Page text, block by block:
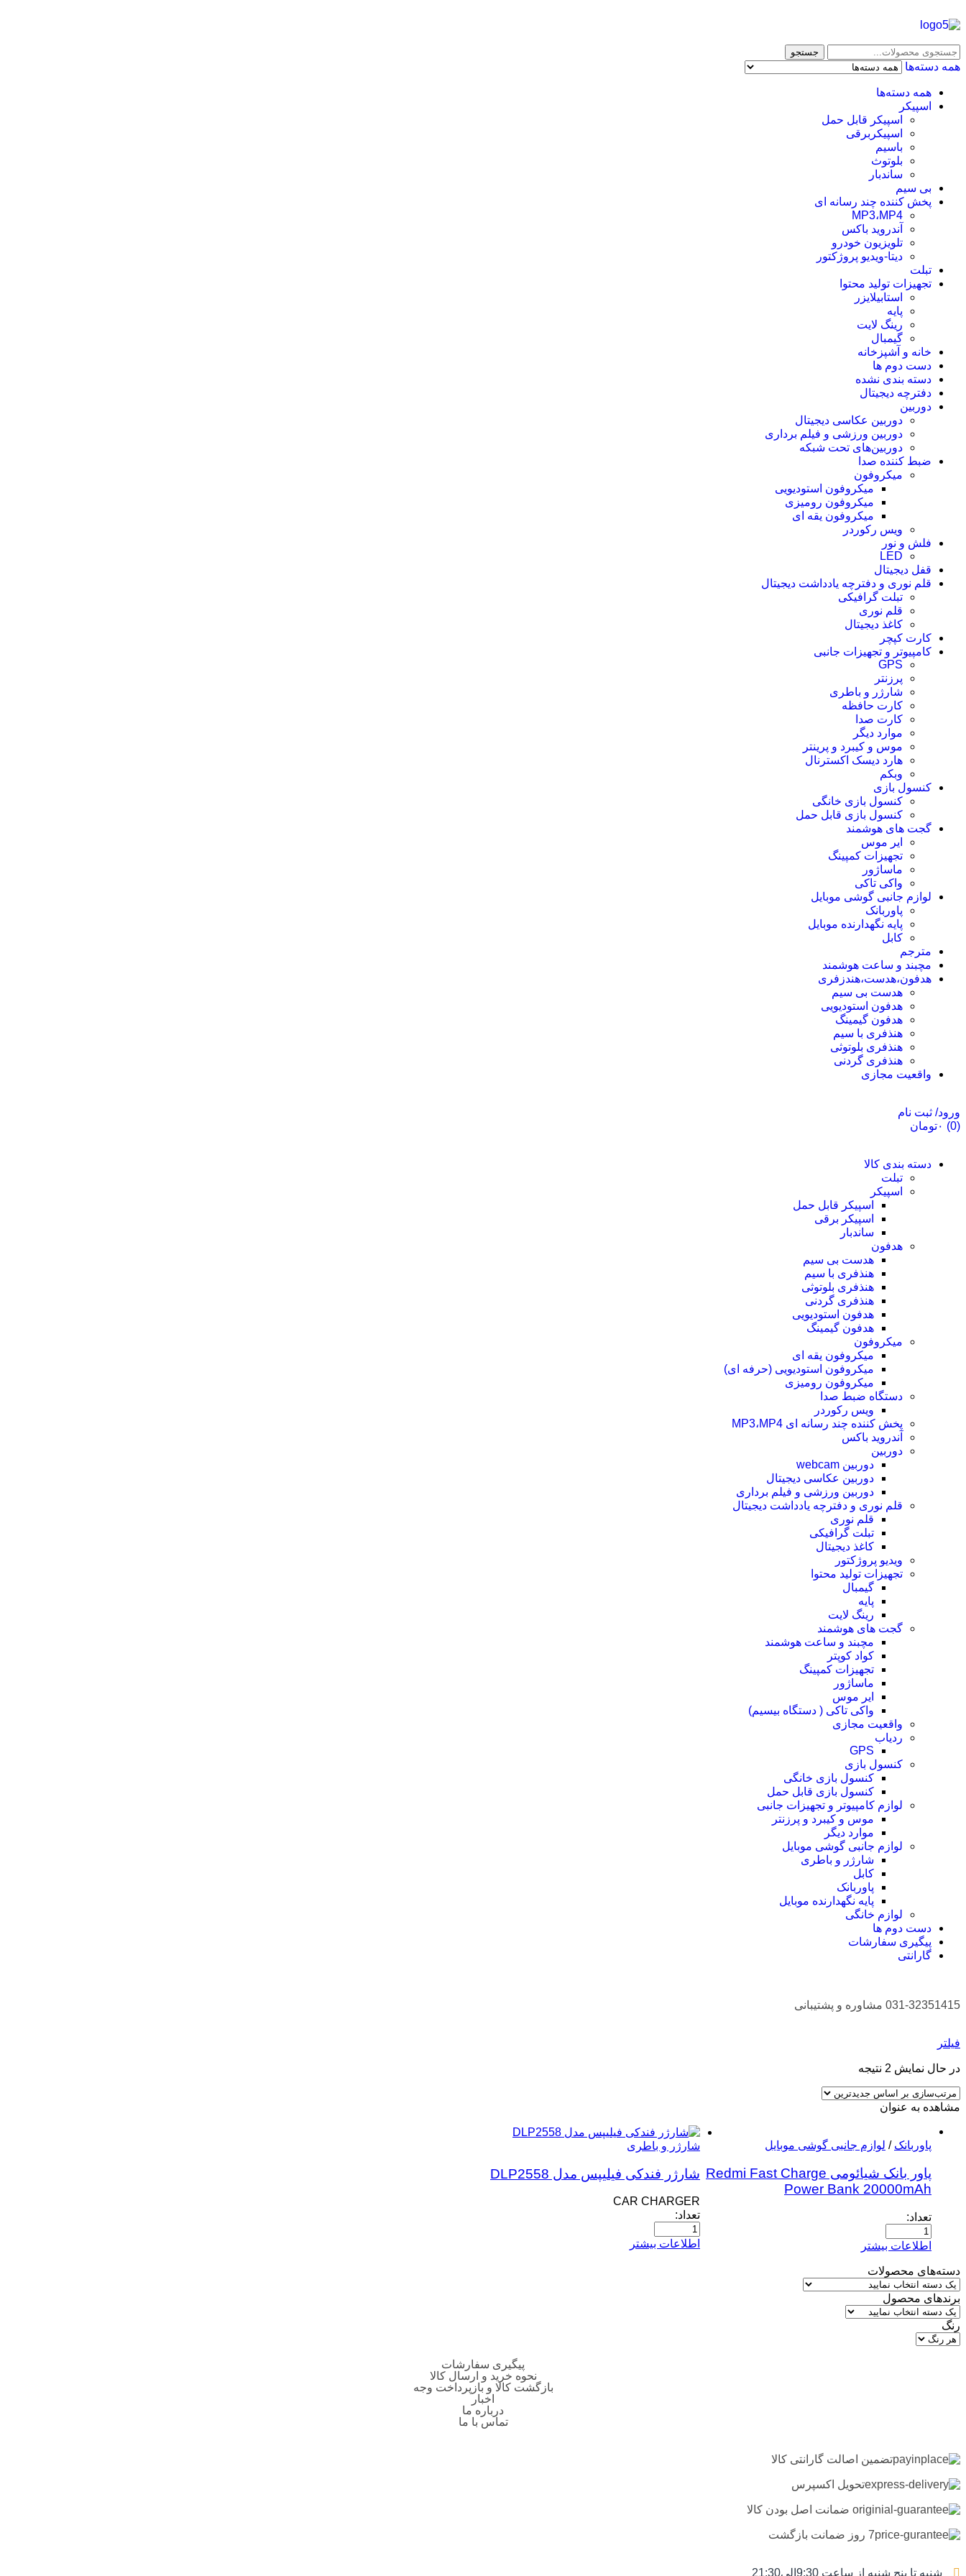
جستجو
همه دسته‌ها
همه دسته‌ها
اسپیکر
اسپیکر قابل حمل
اسپیکربرقی
باسیم
بلوتوث
ساندبار
بی سیم
پخش کننده چند رسانه ای
MP3،MP4
آندروید باکس
تلویزیون خودرو
دیتا-ویدیو پروژکتور
تبلت
تجهیزات تولید محتوا
استابیلایزر
پایه
رینگ لایت
گیمبال
خانه و آشپزخانه
دست دوم ها
دسته بندی نشده
دفترچه دیجیتال
دوربین
دوربین عکاسی دیجیتال
دوربین‌ ورزشی و فیلم برداری
دوربین‌های تحت شبکه
ضبط کننده صدا
میکروفون
میکروفون استودیویی
میکروفون رومیزی
میکروفون یقه ای
ویس رکوردر
فلش و نور
LED
قفل دیجیتال
قلم نوری و دفترچه یادداشت دیجیتال
تبلت گرافیکی
قلم نوری
کاغذ دیجیتال
کارت کپچر
کامپیوتر و تجهیزات جانبی
GPS
پرزنتر
شارژر و باطری
کارت حافظه
کارت صدا
موارد دیگر
موس و کیبرد و پرینتر
هارد دیسک اکسترنال
وبکم
کنسول بازی
کنسول بازی خانگی
کنسول بازی قابل حمل
گجت های هوشمند
ایر موس
تجهیزات کمپینگ
ماساژور
واکی تاکی
لوازم جانبی گوشی موبایل
پاوربانک
پایه نگهدارنده موبایل
کابل
مترجم
مچبند و ساعت هوشمند
هدفون،هدست،هندزفری
هدست بی سیم
هدفون استودیویی
هدفون گیمینگ
هنذفری با سیم
هنذفری بلوتوثی
هنذفری گردنی
واقعیت مجازی
ورود/ ثبت نام
(0)
۰تومان
دسته بندی کالا
تبلت
اسپیکر
اسپیکر قابل حمل
اسپیکر برقی
ساندبار
هدفون
هدست بی سیم
هنذفری با سیم
هنذفری بلوتوثی
هنذفری گردنی
هدفون استودیویی
هدفون گیمینگ
میکروفون
میکروفون یقه ای
میکروفون استودیویی (حرفه ای)
میکروفون رومیزی
دستگاه ضبط صدا
ویس رکوردر
پخش کننده چند رسانه ای MP3،MP4
آندروید باکس
دوربین
دوربین webcam
دوربین عکاسی دیجیتال
دوربین‌ ورزشی و فیلم برداری
قلم نوری و دفترچه یادداشت دیجیتال
قلم نوری
تبلت گرافیکی
کاغذ دیجیتال
ویدیو پروژکتور
تجهیزات تولید محتوا
گیمبال
پایه
رینگ لایت
گجت های هوشمند
مچبند و ساعت هوشمند
کواد کوپتر
تجهیزات کمپینگ
ماساژور
ایر موس
واکی تاکی ( دستگاه بیسیم)
واقعیت مجازی
ردیاب
GPS
کنسول بازی
کنسول بازی خانگی
کنسول بازی قابل حمل
لوازم کامپیوتر و تجهیزات جانبی
موس و کیبرد و پرزنتر
موارد دیگر
لوازم جانبی گوشی موبایل
شارژر و باطری
کابل
پاوربانک
پایه نگهدارنده موبایل
لوازم خانگی
دست دوم ها
پیگیری سفارشات
گارانتی
031-32351415 مشاوره و پشتیبانی
فیلتر
در حال نمایش 2 نتیجه
مشاهده به عنوان
پاوربانک / لوازم جانبی گوشی موبایل
پاور بانک شیائومی Redmi Fast Charge
Power Bank 20000mAh
تعداد:
اطلاعات بیشتر
شارژر و باطری
شارژر فندکی فیلیپس مدل DLP2558
CAR CHARGER
تعداد:
اطلاعات بیشتر
دسته‌های محصولات
برندهای محصول
رنگ
پیگیری سفارشات
نحوه خرید و ارسال کالا
بازگشت کالا و بازپرداخت وجه
اخبار
درباره ما
تماس با ما
تضمین اصالت گارانتی کالا
تحویل اکسپرس
ضمانت اصل بودن کالا
7 روز ضمانت بازگشت
شنبه تا پنج شنبه از ساعت 9:30الی21:30